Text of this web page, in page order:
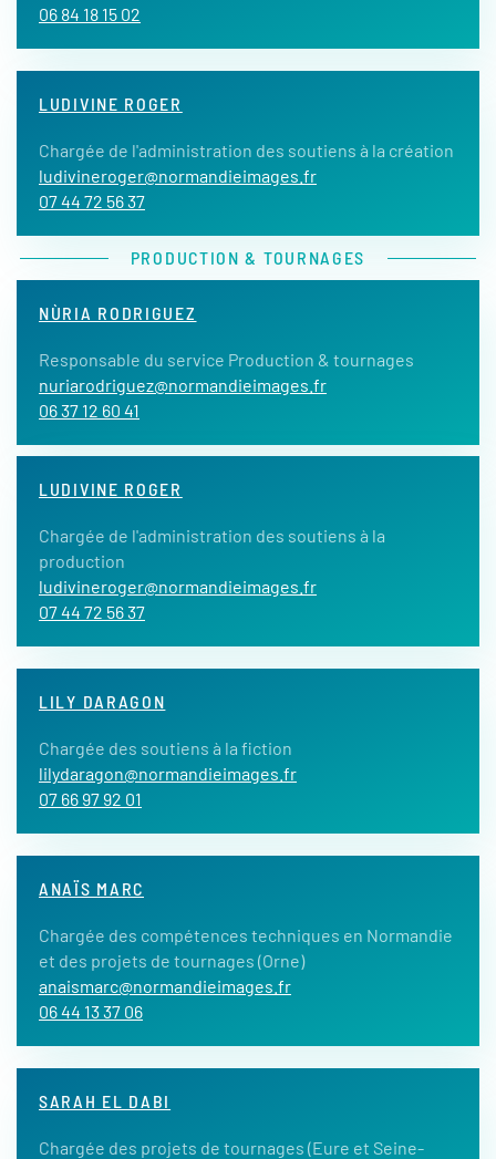
06 84 18 15 02
LUDIVINE ROGER
Chargée de l'administration des soutiens à la création
ludivineroger@normandieimages.fr
07 44 72 56 37
PRODUCTION & TOURNAGES
NÙRIA RODRIGUEZ
Responsable du service Production & tournages
nuriarodriguez@normandieimages.fr
06 37 12 60 41
LUDIVINE ROGER
Chargée de l'administration des soutiens à la
production
ludivineroger@normandieimages.fr
07 44 72 56 37
LILY DARAGON
Chargée des soutiens à la fiction
lilydaragon@normandieimages.fr
07 66 97 92 01
ANAÏS MARC
Chargée des compétences techniques en Normandie
et des projets de tournages (Orne)
anaismarc@normandieimages.fr
06 44 13 37 06
SARAH EL DABI
Chargée des projets de tournages (Eure et Seine-